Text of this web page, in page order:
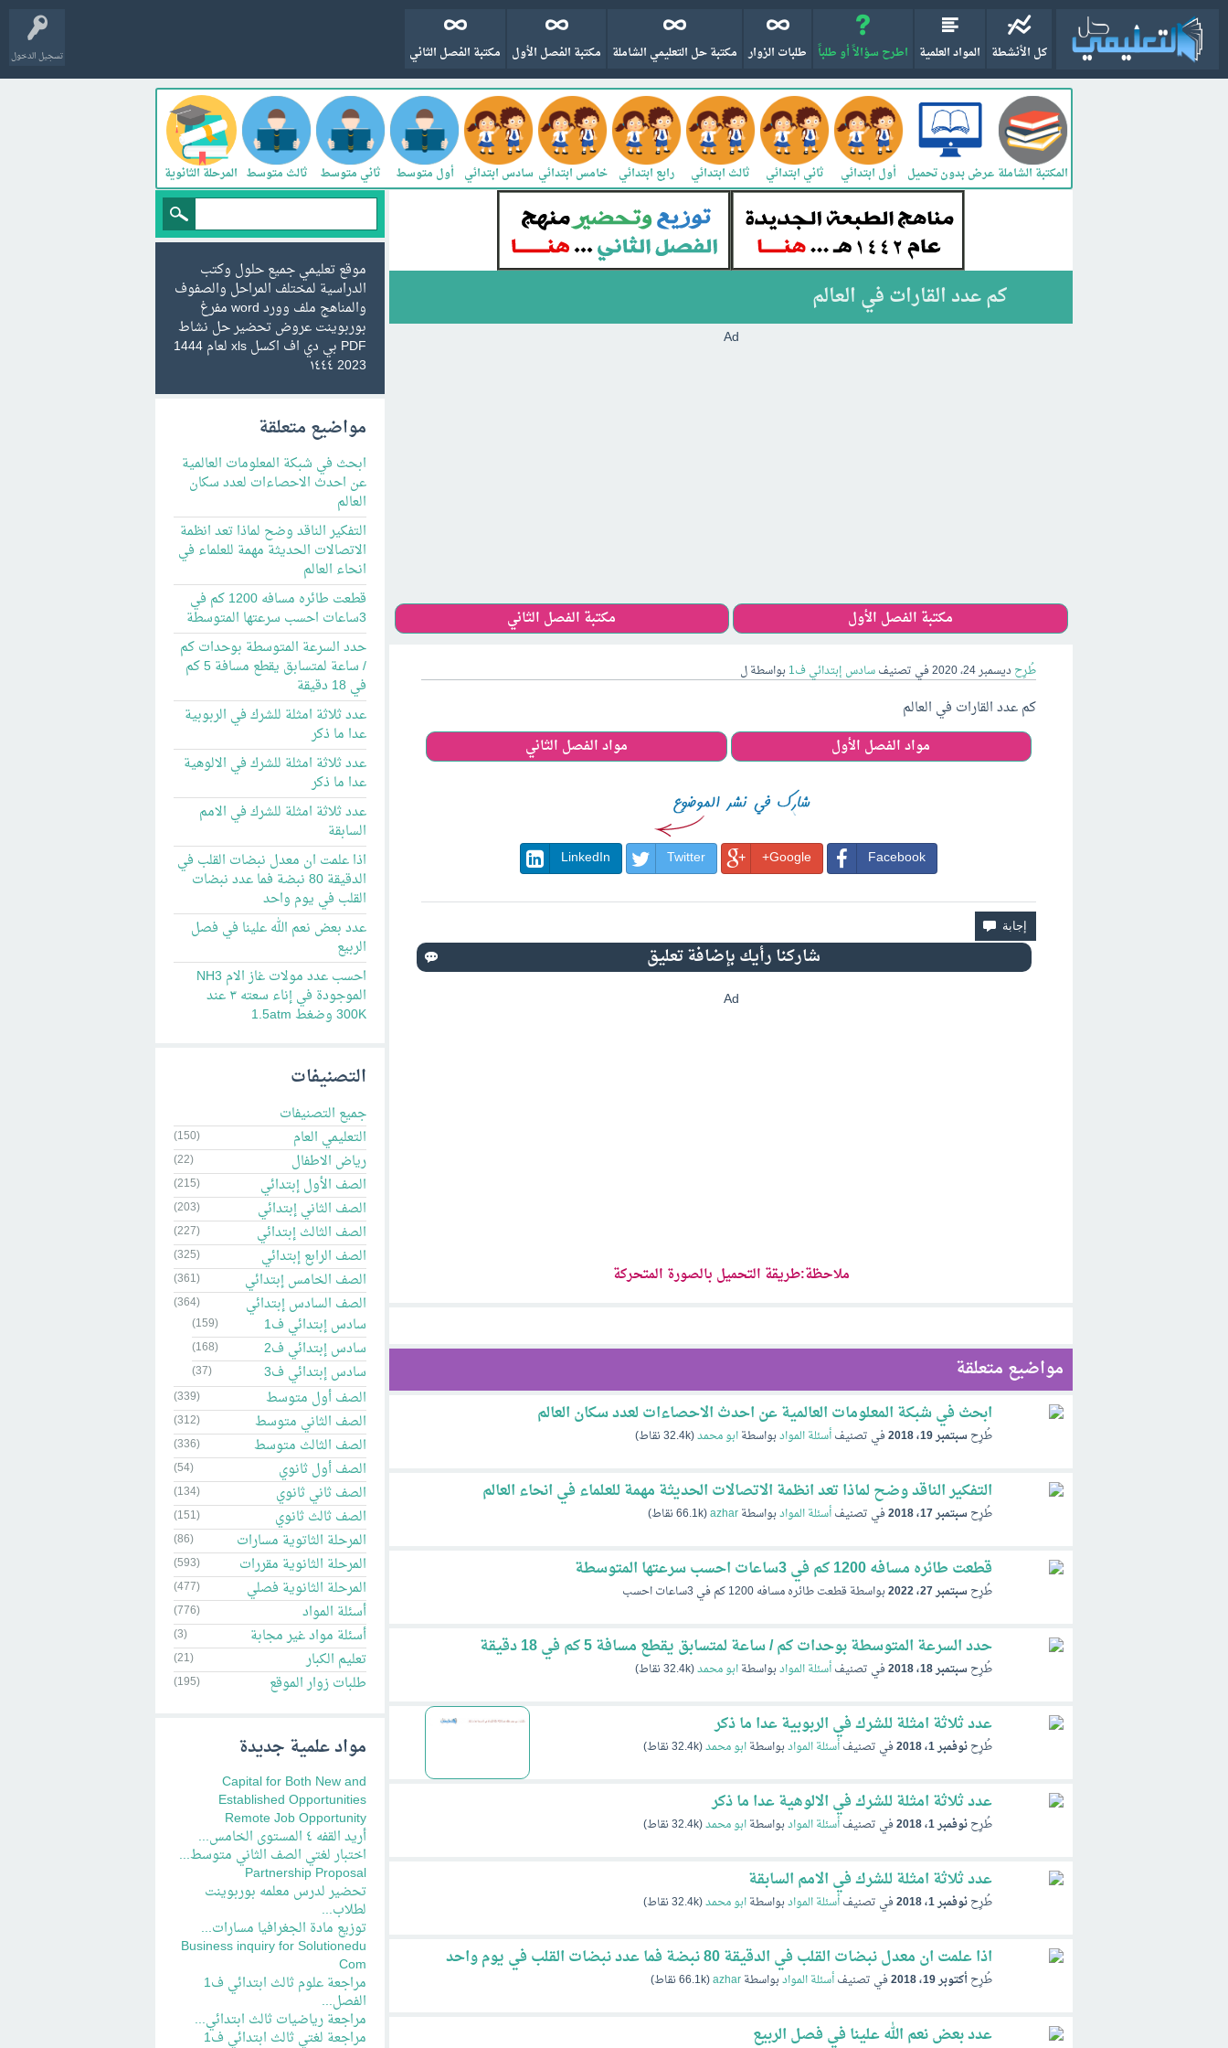
تسجيل الدخول كل الأنشطة المواد العلمية اطرح سؤالاً أو طلباً طلبات الزوار مكتبة حل التعليمي الشاملة مكتبة الفصل الأول مكتبة الفصل الثاني
المكتبة الشاملة عرض بدون تحميل أول ابتدائي ثاني ابتدائي ثالث ابتدائي رابع ابتدائي خامس ابتدائي سادس ابتدائي أول متوسط ثاني متوسط ثالث متوسط المرحلة الثانوية
كم عدد القارات في العالم
Ad
مكتبة الفصل الأول مكتبة الفصل الثاني
طُرِحديسمبر 24، 2020 في تصنيفسادس إبتدائي ف1 بواسطةل
كم عدد القارات في العالم
مواد الفصل الأول
مواد الفصل الثاني
Facebook
Google+
Twitter
LinkedIn
Ad
ملاحظة:طريقة التحميل بالصورة المتحركة
مواضيع متعلقة
ابحث في شبكة المعلومات العالمية عن احدث الاحصاءات لعدد سكان العالم
طُرِح سبتمبر 19، 2018 في تصنيفأسئلة الموادبواسطةابو محمد(
32.4kنقاط)
التفكير الناقد وضح لماذا تعد انظمة الاتصالات الحديثة مهمة للعلماء في انحاء العالم
طُرِح سبتمبر 17، 2018 في تصنيفأسئلة الموادبواسطةazhar
(
66.1kنقاط)
قطعت طائره مسافه 1200 كم في 3ساعات احسب سرعتها المتوسطة
طُرِح سبتمبر 27، 2022 بواسطةقطعت طائره مسافه 1200 كم في 3ساعات احسب
حدد السرعة المتوسطة بوحدات كم / ساعة لمتسابق يقطع مسافة 5 كم في 18 دقيقة
طُرِح سبتمبر 18، 2018 في تصنيفأسئلة الموادبواسطةابو محمد(
32.4kنقاط)
عدد ثلاثة امثلة للشرك في الربوبية عدا ما ذكر
طُرِحنوفمبر 1، 2018 في تصنيفأسئلة الموادبواسطةابو محمد(
32.4kنقاط)
عدد ثلاثة امثلة للشرك في الالوهية عدا ما ذكر
طُرِحنوفمبر 1، 2018 في تصنيفأسئلة الموادبواسطةابو محمد(
32.4kنقاط)
عدد ثلاثة امثلة للشرك في الامم السابقة
طُرِحنوفمبر 1، 2018 في تصنيفأسئلة الموادبواسطةابو محمد(
32.4kنقاط)
اذا علمت ان معدل نبضات القلب في الدقيقة 80 نبضة فما عدد نبضات القلب في يوم واحد
طُرِحأكتوبر 19، 2018 في تصنيفأسئلة الموادبواسطةazhar
(
66.1kنقاط)
عدد بعض نعم الله علينا في فصل الربيع
موقع تعليمي جميع حلول وكتب
الدراسية لمختلف المراحل والصفوف
والمناهج ملف وورد word مفرغ
بوربوينت عروض تحضير حل نشاط
PDF بي دي اف اكسل xls لعام 1444
2023 ١٤٤٤
مواضيع متعلقة
ابحث في شبكة المعلومات العالمية
عن احدث الاحصاءات لعدد سكان
العالم
التفكير الناقد وضح لماذا تعد انظمة
الاتصالات الحديثة مهمة للعلماء في
انحاء العالم
قطعت طائره مسافه 1200 كم في
3ساعات احسب سرعتها المتوسطة
حدد السرعة المتوسطة بوحدات كم
/ ساعة لمتسابق يقطع مسافة 5 كم
في 18 دقيقة
عدد ثلاثة امثلة للشرك في الربوبية
عدا ما ذكر
عدد ثلاثة امثلة للشرك في الالوهية
عدا ما ذكر
عدد ثلاثة امثلة للشرك في الامم
السابقة
اذا علمت ان معدل نبضات القلب في
الدقيقة 80 نبضة فما عدد نبضات
القلب في يوم واحد
عدد بعض نعم الله علينا في فصل
الربيع
احسب عدد مولات غاز الام NH3
الموجودة في إناء سعته ٣ عند
300K وضغط 1.5atm
التصنيفات
جميع التصنيفات
التعليمي العام
(150)
رياض الاطفال (22)
الصف الأول إبتدائي (215)
الصف الثاني إبتدائي (203)
الصف الثالث إبتدائي (227)
الصف الرابع إبتدائي (325)
الصف الخامس إبتدائي (361)
الصف السادس إبتدائي (364)
سادس إبتدائي ف1 (159)
سادس إبتدائي ف2 (168)
سادس إبتدائي ف3 (37)
الصف أول متوسط (339)
الصف الثاني متوسط (312)
الصف الثالث متوسط (336)
الصف أول ثانوي (54)
الصف ثاني ثانوي (134)
الصف ثالث ثانوي (151)
المرحلة الثاتوية مسارات (86)
المرحلة الثانوية مقررات (593)
المرحلة الثانوية فصلي (477)
أسئلة المواد (776)
أسئلة مواد غير مجابة (3)
تعليم الكبار (21)
طلبات زوار الموقع (195)
مواد علمية جديدة
Capital for Both New and
Established Opportunities
Remote Job Opportunity
أريد القفه ٤ المستوى الخامس...
اختبار لغتي الصف الثاني متوسط...
Partnership Proposal
تحضير لدرس معلمه بوربوينت
لطلاب...
توزيع مادة الجغرافيا مسارات...
Business inquiry for Solutionedu
Com
مراجعة علوم ثالث ابتدائي ف1
الفصل...
مراجعة رياضيات ثالث ابتدائي...
مراجعة لغتي ثالث ابتدائي ف1